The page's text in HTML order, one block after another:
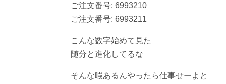
ご注文番号: 6993210
ご注文番号: 6993211
こんな数字始めて見た
随分と進化してるな
そんな暇あるんやったら仕事せーよと